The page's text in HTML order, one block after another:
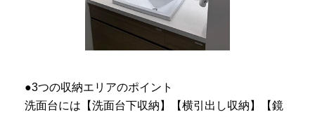
●3つの収納エリアのポイント
洗面台には【洗面台下収納】【横引出し収納】【鏡